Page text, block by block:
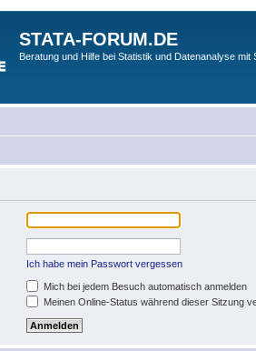
STATA-FORUM.DE
Beratung und Hilfe bei Statistik und Datenanalyse mit
Ich habe mein Passwort vergessen
Mich bei jedem Besuch automatisch anmelden
Meinen Online-Status während dieser Sitzung